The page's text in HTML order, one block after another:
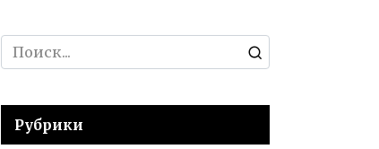
Search
for:
Рубрики